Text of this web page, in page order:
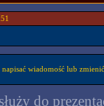
wiadomość lub
do